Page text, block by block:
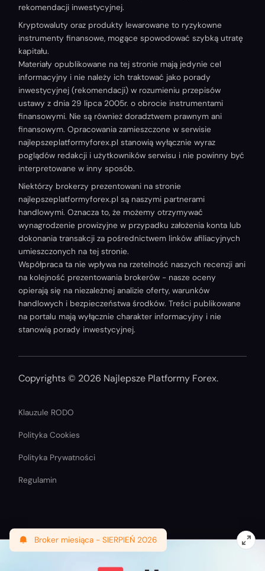
Broker miesiąca - SIERPIEŃ 2026
rekomendacji inwestycyjnej.
Kryptowaluty oraz produkty lewarowane to ryzykowne
instrumenty finansowe, mogące spowodować szybką utratę
kapitału.
Materiały opublikowane na tej stronie mają jedynie cel
informacyjny i nie należy ich traktować jako porady
inwestycyjnej (rekomendacji) w rozumieniu przepisów
ustawy z dnia 29 lipca 2005r. o obrocie instrumentami
finansowymi. Nie są również doradztwem prawnym ani
finansowym. Opracowania zamieszczone w serwisie
najlepszeplatformyforex.pl stanowią wyłącznie wyraz
poglądów redakcji i użytkowników serwisu i nie powinny być
interpretowane w inny sposób.
Niektórzy brokerzy prezentowani na stronie
najlepszeplatformyforex.pl są naszymi partnerami
handlowymi. Oznacza to, że możemy otrzymywać
wynagrodzenie prowizyjne w przypadku założenia konta lub
dokonania transakcji za pośrednictwem linków afiliacyjnych
umieszczonych na tej stronie.
Współpraca ta nie wpływa na rzetelność naszych recenzji ani
na kolejność prezentowania brokerów - nasze oceny
opierają się na niezależnej analizie oferty, warunków
handlowych i bezpieczeństwa środków. Treści publikowane
na portalu mają wyłącznie charakter informacyjny i nie
stanowią porady inwestycyjnej.
Copyrights © 2026 Najlepsze Platformy Forex.
Klauzule RODO
Polityka Cookies
Polityka Prywatności
Regulamin